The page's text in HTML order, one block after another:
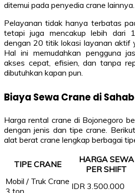
ditemui pada penyedia crane lainnya.
Pelayanan tidak hanya terbatas
tetapi juga mencakup lebih dari
dengan 20 titik lokasi layanan aktif
Hal ini memudahkan pengguna
akses cepat, efisien, dan tanpa
dibutuhkan kapan pun.
Biaya Sewa Crane di
Harga rental crane di Bojonegoro
dengan jenis dan tipe crane.
alat berat crane lengkap berbagai
TIPE CRANE
HARGA SEWA
PER SHIFT
Mobil / Truk Crane IDR 3.500.000